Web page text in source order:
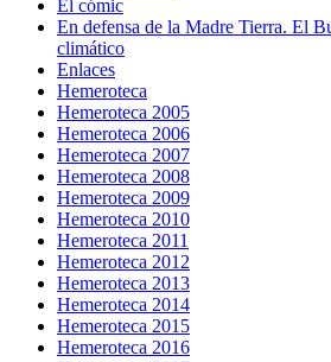
El cómic
En defensa de la Madre Tierra. El
climático
Enlaces
Hemeroteca
Hemeroteca 2005
Hemeroteca 2006
Hemeroteca 2007
Hemeroteca 2008
Hemeroteca 2009
Hemeroteca 2010
Hemeroteca 2011
Hemeroteca 2012
Hemeroteca 2013
Hemeroteca 2014
Hemeroteca 2015
Hemeroteca 2016